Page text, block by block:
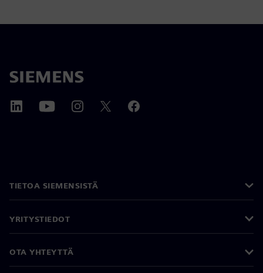
TIETOA SIEMENSISTÄ
YRITYSTIEDOT
OTA YHTEYTTÄ